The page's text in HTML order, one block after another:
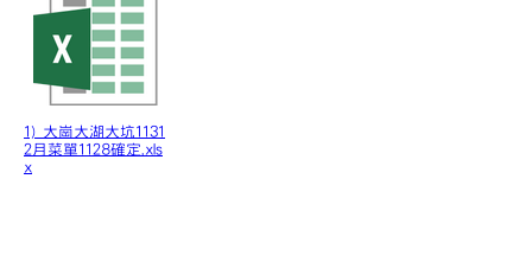
1) 大崗大湖大坑1131
2月菜單1128確定.xls
x